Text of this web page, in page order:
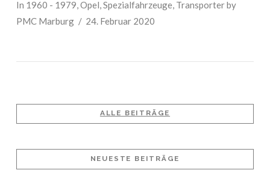
In 1960 - 1979,Opel,Spezialfahrzeuge, Transporterby
PMC Marburg
24. Februar 2020
ALLE BEITRÄGE
NEUESTE BEITRÄGE